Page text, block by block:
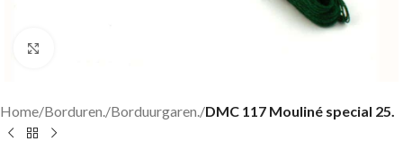
Home Borduren. Borduurgaren. DMC 117 Mouliné special 25.